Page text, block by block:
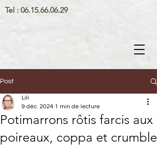
Tel : 06.15.66.06.29
Post
Potimarrons rôtis farcis aux
poireaux, coppa et crumble
Lili
9 déc. 2024 1 min de lecture